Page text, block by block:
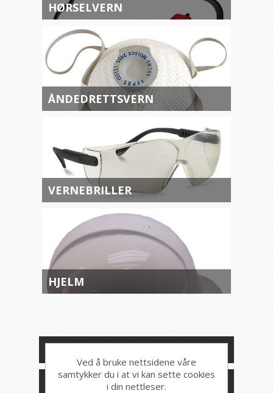
HØRSELVERN
ÅNDEDRETTSVERN
VERNEBRILLER
HJELM
PRODUSENTER
Ved å bruke nettsidene våre
samtykker du i at vi kan sette cookies
i din nettleser.